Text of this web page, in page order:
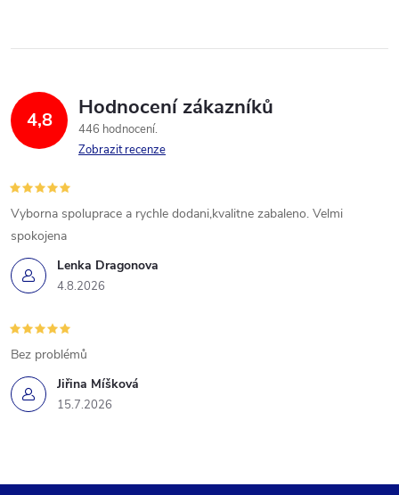
4,8 Hodnocení zákazníků
446 hodnocení
Zobrazit recenze
Lenka Dragonova
4.8.2026
Vyborna spoluprace a rychle dodani,kvalitne zabaleno. Velmi
spokojena
Jiřina Míšková
15.7.2026
Bez problémů